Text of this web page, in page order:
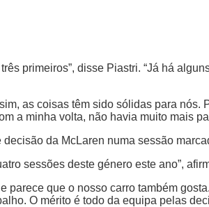
primeiros”, disse Piastri. “Já há
as coisas têm sido sólidas para
a minha volta, não havia muito mais
da McLaren numa sessão
sessões deste género este ano”,
parece que o nosso carro também
O mérito é todo da equipa pelas